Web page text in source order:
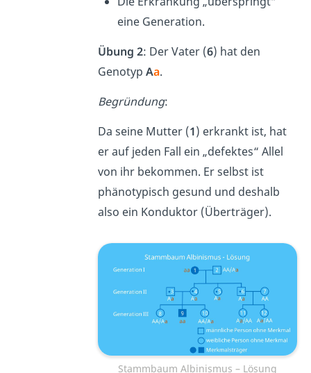
eine Generation.
Übung 2: Der Vater (6) hat den
GenotypAa.
Begründung:
Da seine Mutter (1) erkrankt ist, hat
er auf jeden Fall ein „defektes“ Allel
von ihr bekommen. Er selbst ist
phänotypisch gesund und deshalb
also ein Konduktor (Überträger).
Stammbaum Albinismus – Lösung